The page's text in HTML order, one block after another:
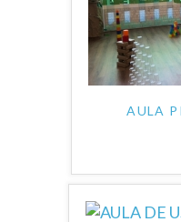
AULA